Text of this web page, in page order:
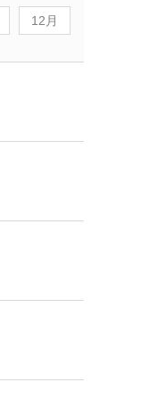
12月